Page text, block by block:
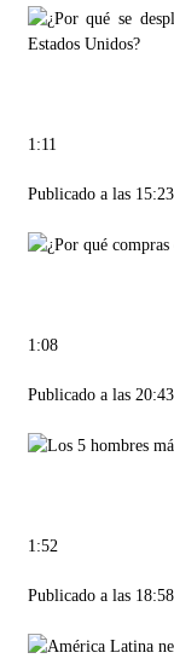
1:11
Publicado a las
1:08
Publicado a las
1:52
Publicado a las